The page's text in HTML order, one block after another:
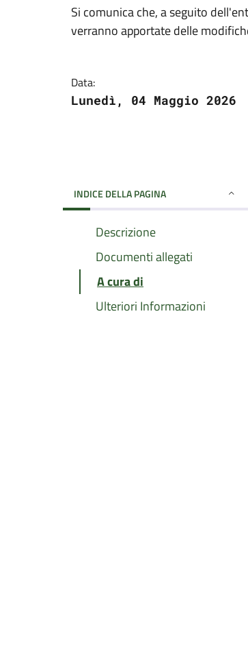
Si comunica che, a seguito
verranno apportate delle
Data:
Lunedì, 04 Maggio 2026
INDICE DELLA PAGINA
Descrizione
Documenti allegati
A cura di
Ulteriori Informazioni